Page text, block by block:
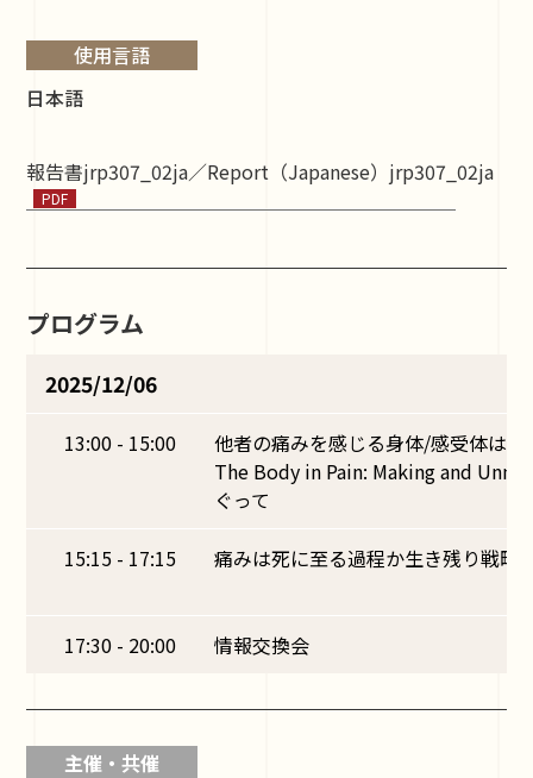
使用言語
日本語
報告書jrp307_02ja／Report（Japanese）jrp307_02ja
プログラム
2025/12/06
13:00 - 15:00
他者の痛みを感じる身体/感受体は可
The Body in Pain: Making and
ぐって
15:15 - 17:15 痛みは死に至る過程か生き残り戦略
17:30 - 20:00 情報交換会
主催・共催